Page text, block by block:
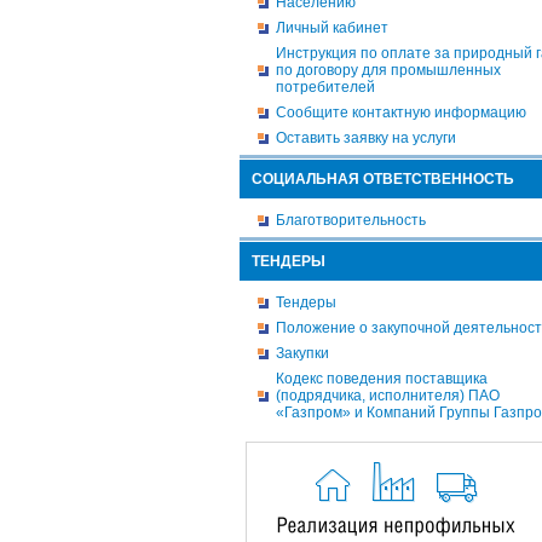
Личный кабинет
Инструкция по оплате за природный
по договору для промышленных
потребителей
Сообщите контактную информацию
Оставить заявку на услуги
СОЦИАЛЬНАЯ ОТВЕТСТВЕННОСТЬ
Благотворительность
ТЕНДЕРЫ
Тендеры
Положение о закупочной
Закупки
Кодекс поведения поставщика
(подрядчика, исполнителя) ПАО
«Газпром» и Компаний Группы